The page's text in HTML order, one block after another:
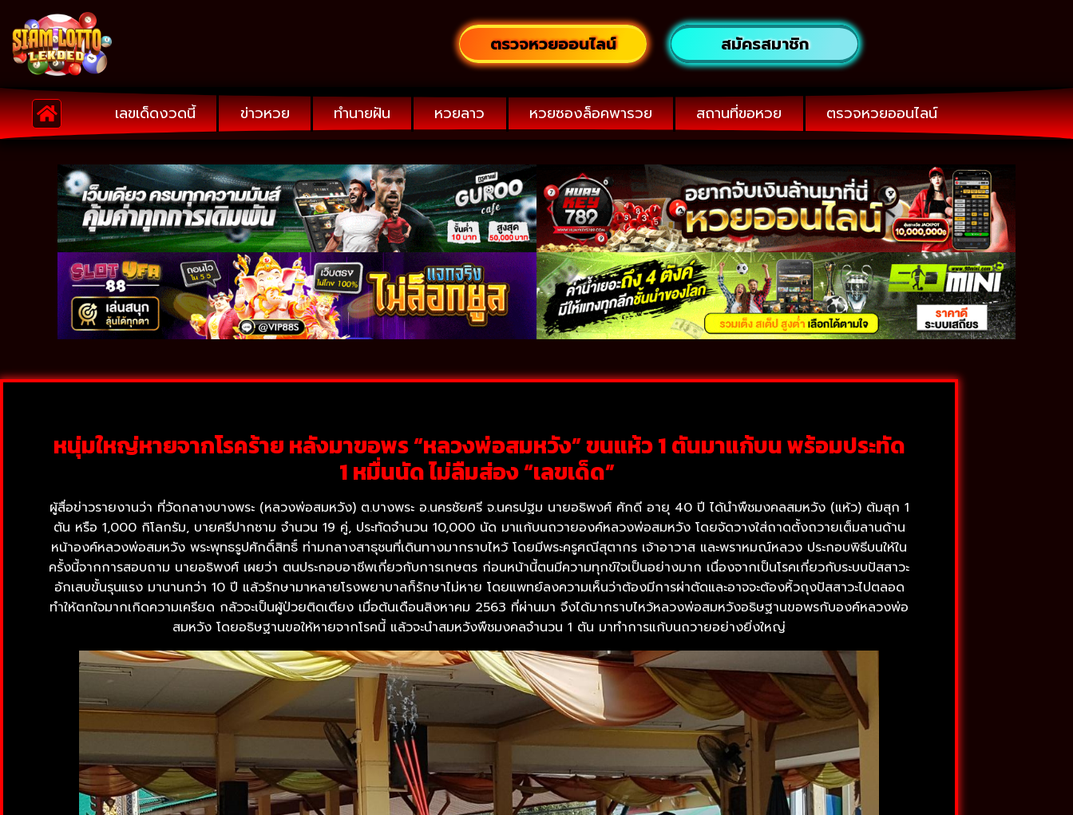
ตรวจหวยออนไลน์ สมัครสมาชิก
เลขเด็ดงวดนี้ ข่าวหวย ทำนายฝัน หวยลาว หวยซองล็อคพารวย สถานที่ขอหวย ตรวจหวยออนไลน์
หนุ่มใหญ่หายจากโรคร้าย หลังมาขอพร “หลวงพ่อสมหวัง” ขนแห้ว 1 ตันมาแก้บน พร้อมประทัด
1 หมื่นนัด ไม่ลืมส่อง “เลขเด็ด”
ผู้สื่อข่าวรายงานว่า ที่วัดกลางบางพระ (หลวงพ่อสมหวัง) ต.บางพระ อ.นครชัยศรี จ.นครปฐม นายอธิพงศ์ ศักดี อายุ 40 ปี ได้นำพืชมงคลสมหวัง (แห้ว) ต้มสุก 1
ตัน หรือ 1,000 กิโลกรัม, บายศรีปากชาม จำนวน 19 คู่, ประทัดจำนวน 10,000 นัด มาแก้บนถวายองค์หลวงพ่อสมหวัง โดยจัดวางใส่ถาดตั้งถวายเต็มลานด้าน
หน้าองค์หลวงพ่อสมหวัง พระพุทธรูปศักดิ์สิทธิ์ ท่ามกลางสาธุชนที่เดินทางมากราบไหว้ โดยมีพระครูศณีสุตากร เจ้าอาวาส และพราหมณ์หลวง ประกอบพิธีบนให้ใน
ครั้งนี้จากการสอบถาม นายอธิพงศ์ เผยว่า ตนประกอบอาชีพเกี่ยวกับการเกษตร ก่อนหน้านี้ตนมีความทุกข์ใจเป็นอย่างมาก เนื่องจากเป็นโรคเกี่ยวกับระบบปัสสาวะ
อักเสบขั้นรุนแรง มานานกว่า 10 ปี แล้วรักษามาหลายโรงพยาบาลก็รักษาไม่หาย โดยแพทย์ลงความเห็นว่าต้องมีการผ่าตัดและอาจจะต้องหิ้วถุงปัสสาวะไปตลอด
ทำให้ตกใจมากเกิดความเครียด กลัวจะเป็นผู้ป่วยติดเตียง เมื่อต้นเดือนสิงหาคม 2563 ที่ผ่านมา จึงได้มากราบไหว้หลวงพ่อสมหวังอธิษฐานขอพรกับองค์หลวงพ่อ
สมหวัง โดยอธิษฐานขอให้หายจากโรคนี้ แล้วจะนำสมหวังพืชมงคลจำนวน 1 ตัน มาทำการแก้บนถวายอย่างยิ่งใหญ่